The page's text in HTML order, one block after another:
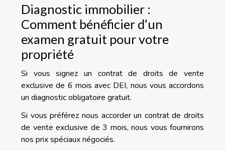
Diagnostic immobilier :
Comment bénéficier d’un
examen gratuit pour votre
propriété
Si vous signez un contrat de droits de vente
exclusive de 6 mois avec DEI, nous vous accordons
un diagnostic obligatoire gratuit.
Si vous préférez nous accorder un contrat de droits
de vente exclusive de 3 mois, nous vous fournirons
nos prix spéciaux négociés.